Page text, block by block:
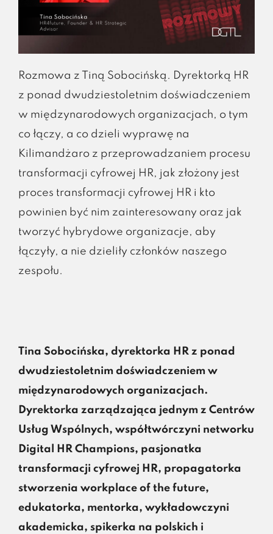
Rozmowa z Tiną Sobocińską. Dyrektorką HR
z ponad dwudziestoletnim doświadczeniem
w międzynarodowych organizacjach, o tym
co łączy, a co dzieli wyprawę na
Kilimandżaro z przeprowadzaniem procesu
transformacji cyfrowej HR, jak złożony jest
proces transformacji cyfrowej HR i kto
powinien być nim zainteresowany oraz jak
tworzyć hybrydowe organizacje, aby
łączyły, a nie dzieliły członków naszego
zespołu.
Tina Sobocińska, dyrektorka HR z ponad
dwudziestoletnim doświadczeniem w
międzynarodowych organizacjach.
Dyrektorka zarządzająca jednym z Centrów
Usług Wspólnych, współtwórczyni networku
Digital HR Champions, pasjonatka
transformacji cyfrowej HR, propagatorka
stworzenia workplace of the future,
edukatorka, mentorka, wykładowczyni
akademicka, spikerka na polskich i